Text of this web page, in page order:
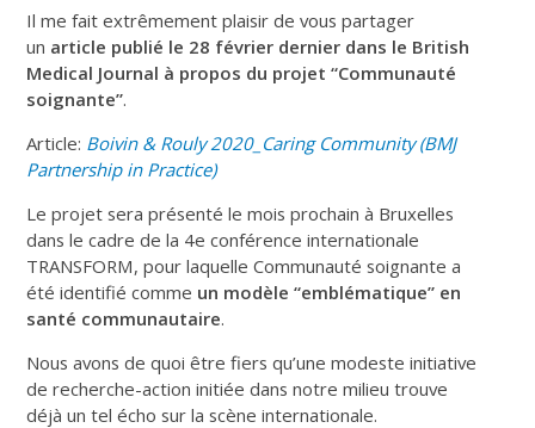
Il me fait extrêmement plaisir de vous partager
un article publié le 28 février dernier dans le British
Medical Journal à propos du projet “Communauté
soignante”.
Article: Boivin & Rouly 2020_Caring Community (BMJ
Partnership in Practice)
Le projet sera présenté le mois prochain à Bruxelles
dans le cadre de la 4e conférence internationale
TRANSFORM, pour laquelle Communauté soignante a
été identifié comme un modèle “emblématique” en
santé communautaire.
Nous avons de quoi être fiers qu’une modeste initiative
de recherche-action initiée dans notre milieu trouve
déjà un tel écho sur la scène internationale.